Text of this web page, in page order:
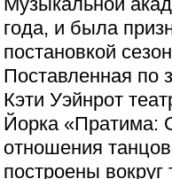
года, и была
постановкой
Поставленная по
Кэти Уэйнрот
Йорка «Пратима:
отношения
построены вокруг